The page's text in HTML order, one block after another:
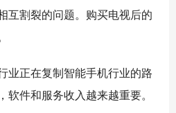
互割裂的问题。购买电视后的
业正在复制智能手机行业的路
软件和服务收入越来越重要。